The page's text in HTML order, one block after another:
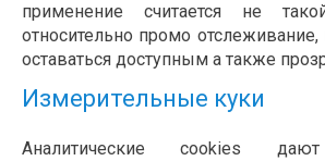
применение считается не
относительно промо
оставаться доступным а также
Измерительные куки
Аналитические cookies